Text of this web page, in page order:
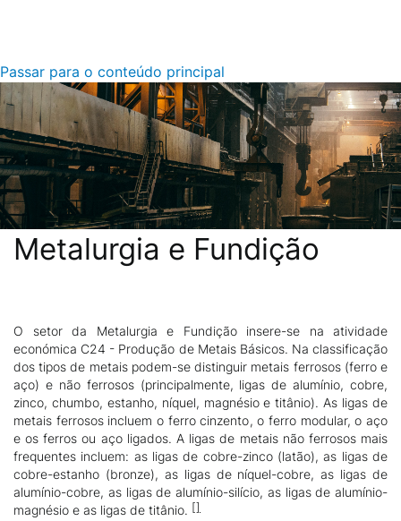
Passar para o conteúdo principal
Metalurgia e Fundição
Descrição
O setor da Metalurgia e Fundição insere-se na atividade
económica C24 - Produção de Metais Básicos. Na classificação
dos tipos de metais podem-se distinguir metais ferrosos (ferro e
aço) e não ferrosos (principalmente, ligas de alumínio, cobre,
zinco, chumbo, estanho, níquel, magnésio e titânio). As ligas de
metais ferrosos incluem o ferro cinzento, o ferro modular, o aço
e os ferros ou aço ligados. A ligas de metais não ferrosos mais
frequentes incluem: as ligas de cobre-zinco (latão), as ligas de
cobre-estanho (bronze), as ligas de níquel-cobre, as ligas de
alumínio-cobre, as ligas de alumínio-silício, as ligas de alumínio-
magnésio e as ligas de titânio.